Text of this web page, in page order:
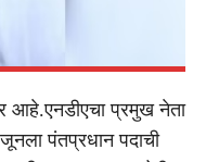
आहे.एनडीएचा प्रमुख नेता
जूनला पंतप्रधान पदाची